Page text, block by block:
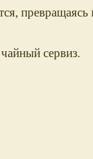
сервиз.